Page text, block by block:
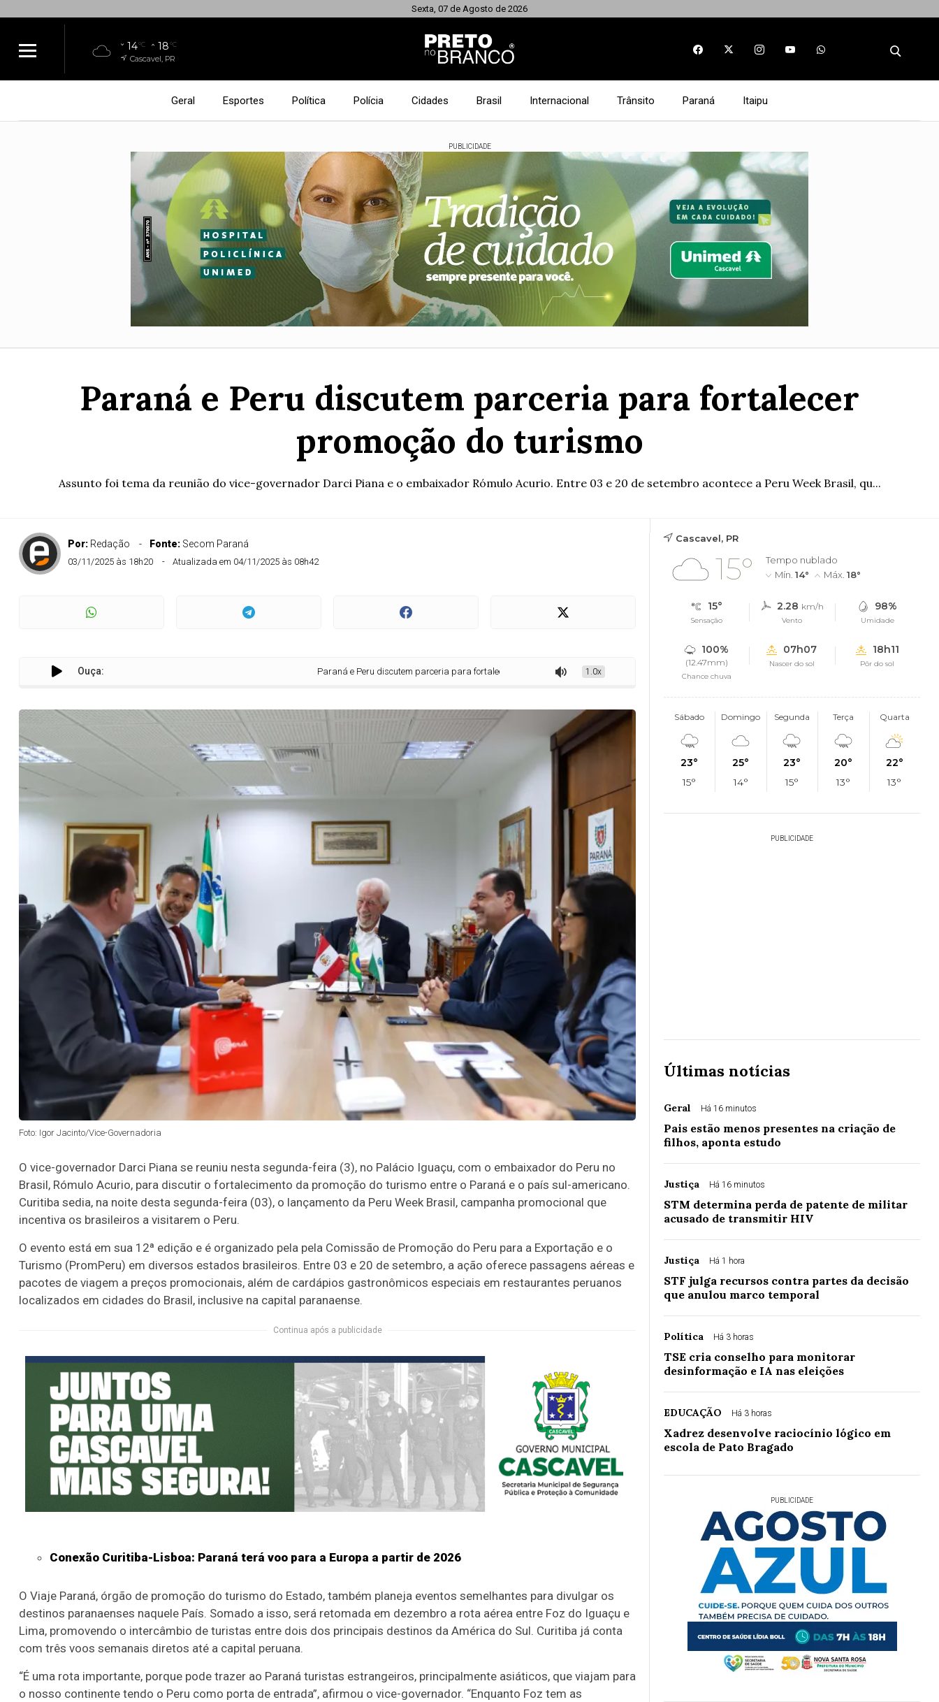
Sexta, 07 de Agosto de 2026
14°C 18°C
Cascavel, PR
Geral Esportes Política Polícia Cidades Brasil Internacional Trânsito Paraná Itaipu
PUBLICIDADE
Paraná e Peru discutem parceria para fortalecer
promoção do turismo
Assunto foi tema da reunião do vice-governador Darci Piana e o embaixador Rómulo Acurio. Entre 03 e 20 de setembro acontece a Peru Week Brasil, qu...
Por: Redação Fonte: Secom Paraná
03/11/2025 às 18h20 Atualizada em 04/11/2025 às 08h42
Ouça: Paraná e Peru discutem parceria para fortalecer promoção do turismo 1.0x
Foto: Igor Jacinto/Vice-Governadoria
O vice-governador Darci Piana se reuniu nesta segunda-feira (3), no Palácio Iguaçu, com o embaixador do Peru no
Brasil, Rómulo Acurio, para discutir o fortalecimento da promoção do turismo entre o Paraná e o país sul-americano.
Curitiba sedia, na noite desta segunda-feira (03), o lançamento da Peru Week Brasil, campanha promocional que
incentiva os brasileiros a visitarem o Peru.
O evento está em sua 12ª edição e é organizado pela pela Comissão de Promoção do Peru para a Exportação e o
Turismo (PromPeru) em diversos estados brasileiros. Entre 03 e 20 de setembro, a ação oferece passagens aéreas e
pacotes de viagem a preços promocionais, além de cardápios gastronômicos especiais em restaurantes peruanos
localizados em cidades do Brasil, inclusive na capital paranaense.
Continua após a publicidade
Conexão Curitiba-Lisboa: Paraná terá voo para a Europa a partir de 2026
O Viaje Paraná, órgão de promoção do turismo do Estado, também planeja eventos semelhantes para divulgar os
destinos paranaenses naquele País. Somado a isso, será retomada em dezembro a rota aérea entre Foz do Iguaçu e
Lima, promovendo o intercâmbio de turistas entre dois dos principais destinos da América do Sul. Curitiba já conta
com três voos semanais diretos até a capital peruana.
“É uma rota importante, porque pode trazer ao Paraná turistas estrangeiros, principalmente asiáticos, que viajam para
o nosso continente tendo o Peru como porta de entrada”, afirmou o vice-governador. “Enquanto Foz tem as
Cascavel, PR
15°
Tempo nublado
Mín. 14° Máx. 18°
15°
Sensação
2.28 km/h
Vento
98%
Umidade
100%
(12.47mm)
Chance chuva
07h07
Nascer do sol
18h11
Pôr do sol
Sábado
23°
15°
Domingo
25°
14°
Segunda
23°
15°
Terça
20°
13°
Quarta
22°
13°
PUBLICIDADE
Últimas notícias
Geral Há 16 minutos
Pais estão menos presentes na criação de
filhos, aponta estudo
Justiça Há 16 minutos
STM determina perda de patente de militar
acusado de transmitir HIV
Justiça Há 1 hora
STF julga recursos contra partes da decisão
que anulou marco temporal
Política Há 3 horas
TSE cria conselho para monitorar
desinformação e IA nas eleições
EDUCAÇÃO Há 3 horas
Xadrez desenvolve raciocínio lógico em
escola de Pato Bragado
PUBLICIDADE